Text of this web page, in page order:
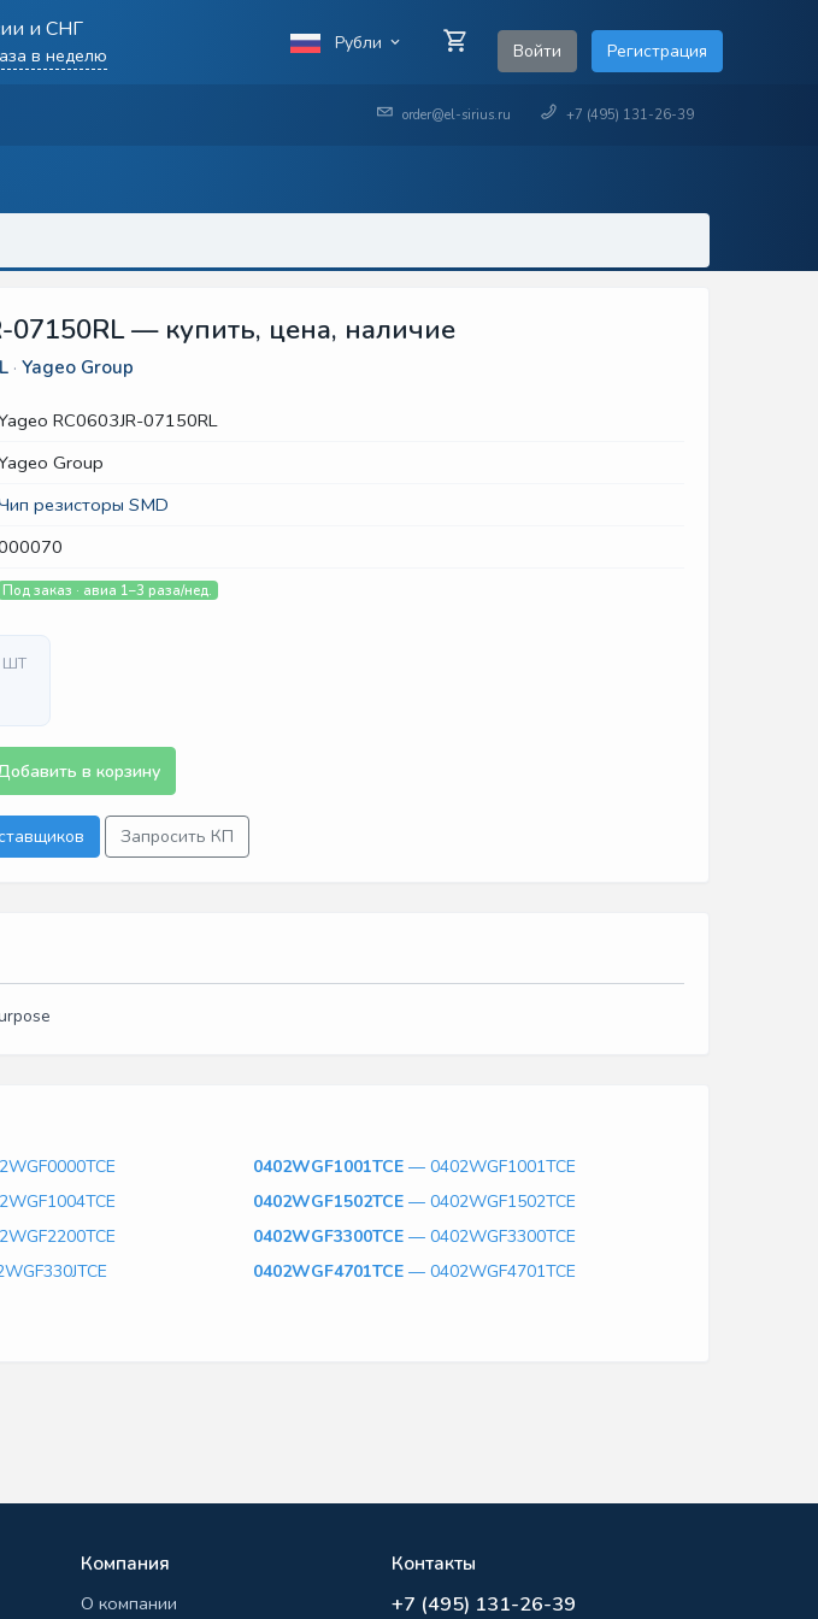
и СНГ
в неделю
Рубли Войти Регистрация
order@el-sirius.ru +7 (495) 131-26-39
07150RL — купить, цена, наличие
· Yageo Group
RC0603JR-07150RL
Group
резисторы SMD
Под заказ · авиа 1–3 раза/нед.
ШТ
в корзину
Запросить КП
0402WGF1001TCE — 0402WGF1001TCE
0402WGF1502TCE — 0402WGF1502TCE
0402WGF3300TCE — 0402WGF3300TCE
0402WGF4701TCE — 0402WGF4701TCE
Компания
О компании
Контакты
+7 (495) 131-26-39